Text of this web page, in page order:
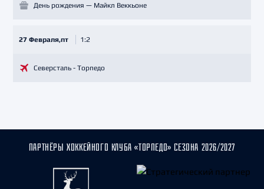
День рождения — Майкл Веккьоне
27 Февраля,пт 1:2
Северсталь - Торпедо
ПАРТНЁРЫ ХОККЕЙНОГО КЛУБА «ТОРПЕДО» СЕЗОНА 2026/2027